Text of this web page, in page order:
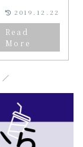
2019.12.22